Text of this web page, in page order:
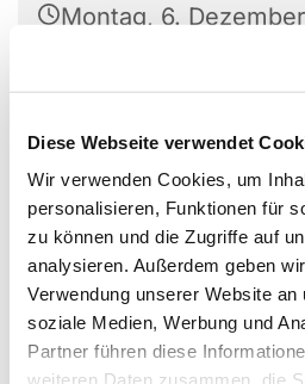
Diese Webseite verwendet
Wir verwenden Cookies, um
personalisieren, Funktionen für
zu können und die Zugriffe auf
analysieren. Außerdem geben
Verwendung unserer Website
soziale Medien, Werbung und
Partner führen diese
weiteren Daten zusammen, die
Montag, 6.
Bochum